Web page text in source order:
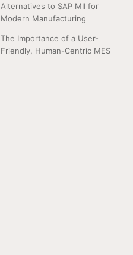
Alternatives to SAP MII for
Modern Manufacturing
The Importance of a User-
Friendly, Human-Centric MES